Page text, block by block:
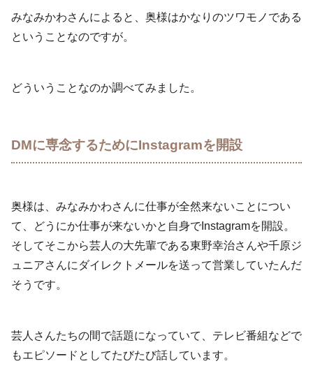
みなみかわさんによると、奥様はかなりのツワモノである
ということなのですが。
どういうことなのか調べてみました。
DMに専念するためにInstagramを開設
奥様は、みなみかわさんに仕事が全然来ないことについ
て、どうにか仕事が来ないかと自身でInstagramを開設。
そしてそこから芸人の大先輩である東野幸治さんや千原ジ
ュニアさんにダイレクトメールを送って営業していたんだ
そうです。
芸人さんたちの間で話題になっていて、テレビ番組などで
もエピソードとしてたびたび話しています。